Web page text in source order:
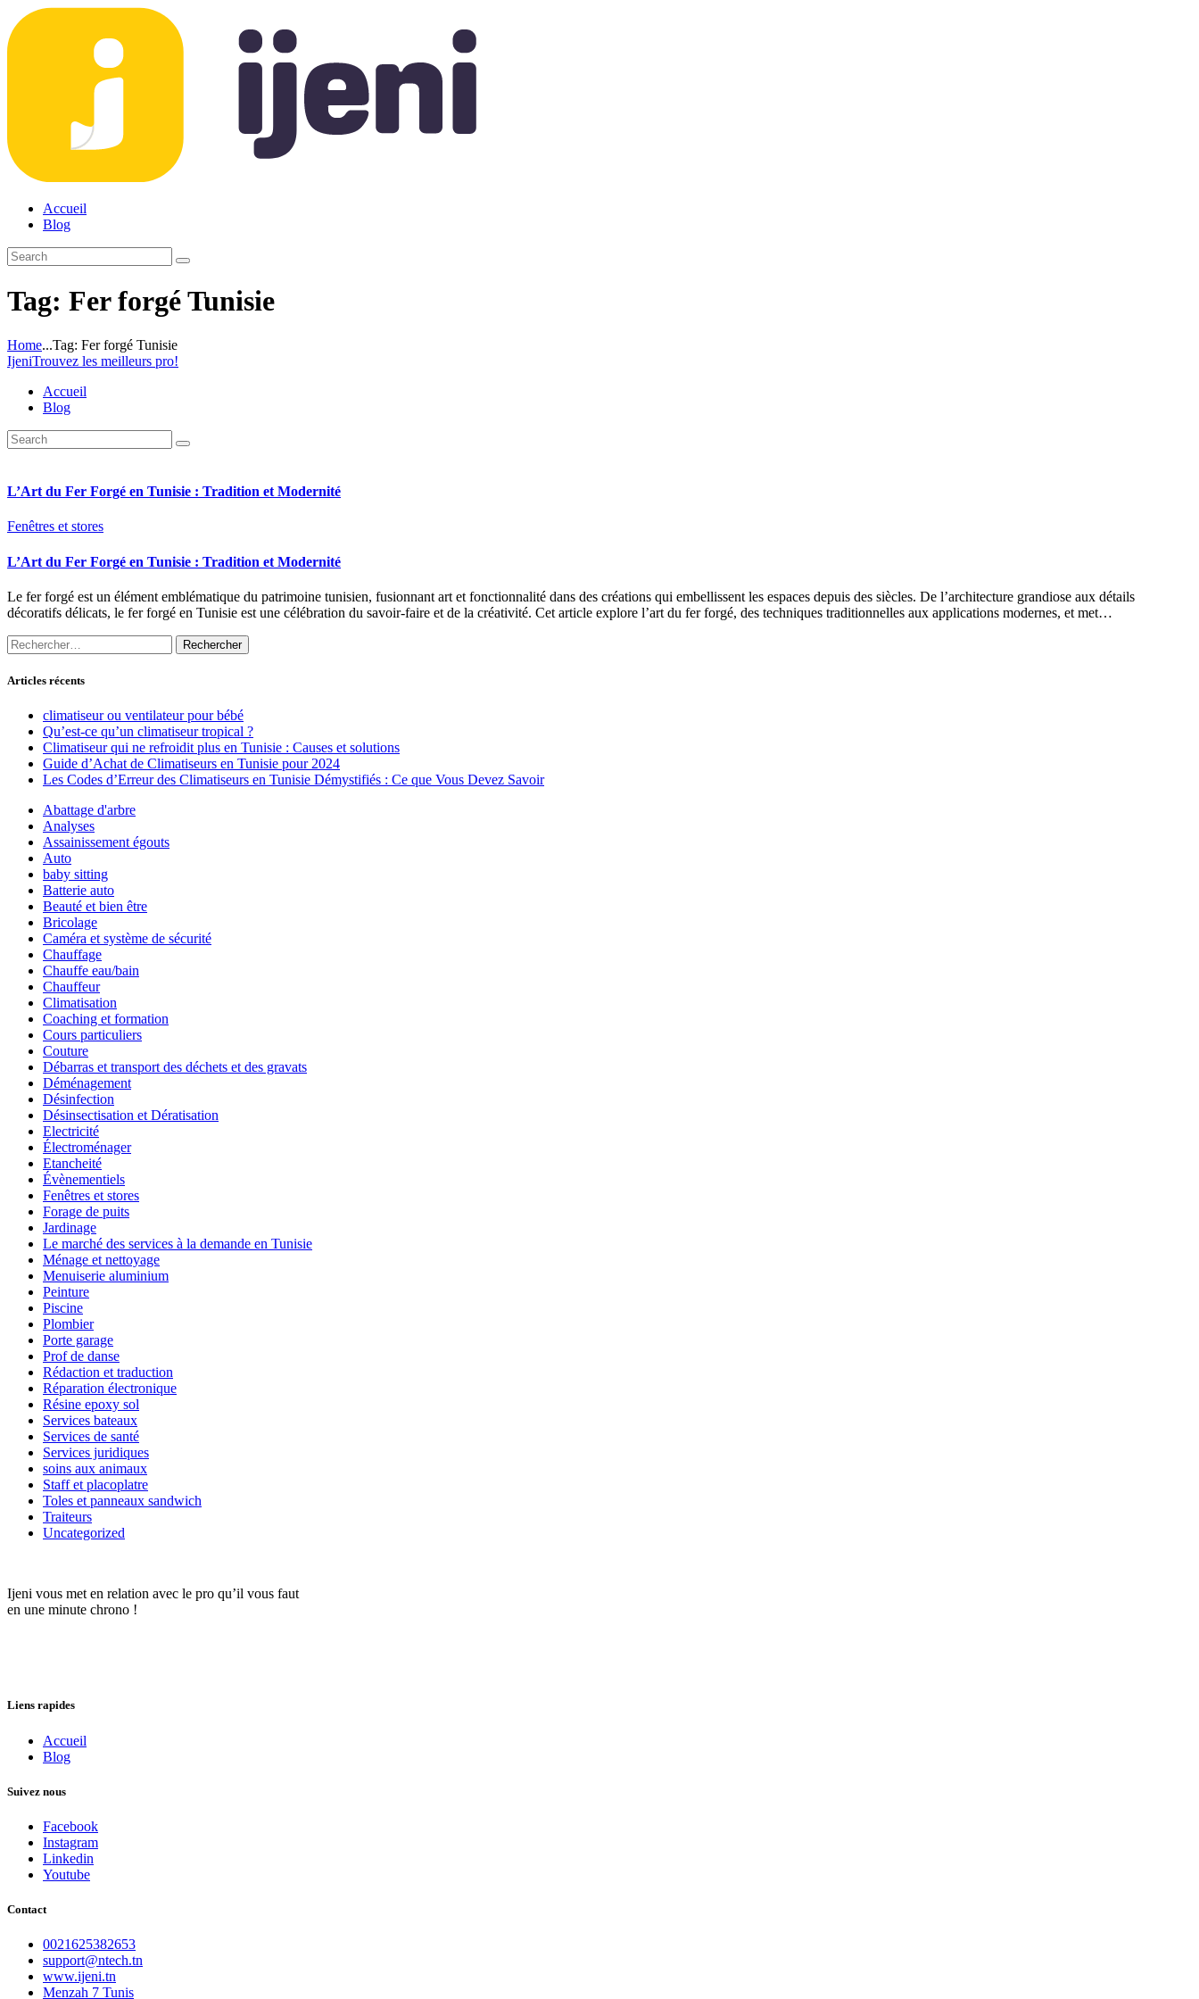
Accueil
Blog
Tag: Fer forgé Tunisie
Home...Tag: Fer forgé Tunisie
IjeniTrouvez les meilleurs pro!
Accueil
Blog
L’Art du Fer Forgé en Tunisie : Tradition et Modernité
Fenêtres et stores
L’Art du Fer Forgé en Tunisie : Tradition et Modernité
Le fer forgé est un élément emblématique du patrimoine tunisien, fusionnant art et fonctionnalité dans des créations qui embellissent les espaces depuis des siècles. De l’architecture grandiose aux détails
décoratifs délicats, le fer forgé en Tunisie est une célébration du savoir-faire et de la créativité. Cet article explore l’art du fer forgé, des techniques traditionnelles aux applications modernes, et met…
Rechercher :
Articles récents
climatiseur ou ventilateur pour bébé
Qu’est-ce qu’un climatiseur tropical ?
Climatiseur qui ne refroidit plus en Tunisie : Causes et solutions
Guide d’Achat de Climatiseurs en Tunisie pour 2024
Les Codes d’Erreur des Climatiseurs en Tunisie Démystifiés : Ce que Vous Devez Savoir
Abattage d'arbre
Analyses
Assainissement égouts
Auto
baby sitting
Batterie auto
Beauté et bien être
Bricolage
Caméra et système de sécurité
Chauffage
Chauffe eau/bain
Chauffeur
Climatisation
Coaching et formation
Cours particuliers
Couture
Débarras et transport des déchets et des gravats
Déménagement
Désinfection
Désinsectisation et Dératisation
Electricité
Électroménager
Etancheité
Évènementiels
Fenêtres et stores
Forage de puits
Jardinage
Le marché des services à la demande en Tunisie
Ménage et nettoyage
Menuiserie aluminium
Peinture
Piscine
Plombier
Porte garage
Prof de danse
Rédaction et traduction
Réparation électronique
Résine epoxy sol
Services bateaux
Services de santé
Services juridiques
soins aux animaux
Staff et placoplatre
Toles et panneaux sandwich
Traiteurs
Uncategorized
Ijeni vous met en relation avec le pro qu’il vous faut
en une minute chrono !
Liens rapides
Accueil
Blog
Suivez nous
Facebook
Instagram
Linkedin
Youtube
Contact
0021625382653
support@ntech.tn
www.ijeni.tn
Menzah 7 Tunis